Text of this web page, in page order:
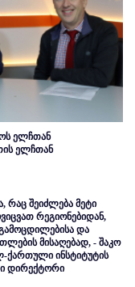
ელჩთან
ელჩთან
რაც შეიძლება მეტი
რეგიონებიდან,
და
მისაღებად, - შაკო
ქართული ინსტიტუტის
დირექტორი